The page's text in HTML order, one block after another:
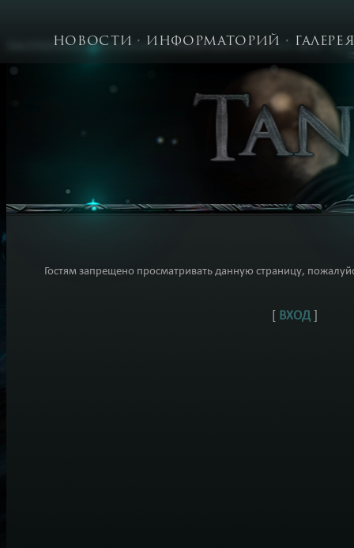
НОВОСТИ ИНФОРМАТОРИЙ
Гостям запрещено просматривать данную страницу,
ВХОД]